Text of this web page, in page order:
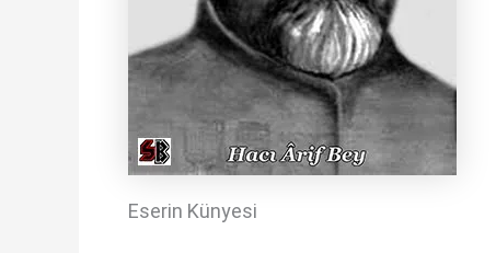
Eserin Künyesi